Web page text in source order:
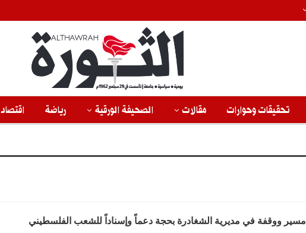
تحقيقات وحوارات مقالات الصحيفة الورقية رياضة اقتصاد
مسير ووقفة في مديرية الشغادرة بحجة دعماً وإسناداً للشعب الفلسطيني